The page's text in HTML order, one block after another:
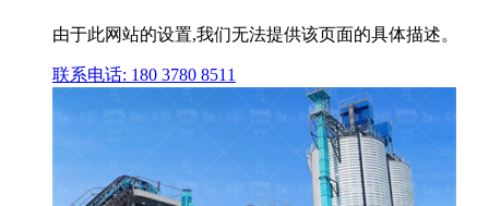
由于此网站的设置,我们无法提供该页面的具体描述。
联系电话: 180 3780 8511